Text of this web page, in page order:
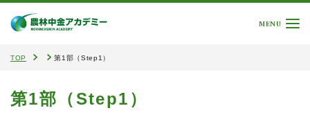
MENU
TOP 第1部（Step1）
第1部（Step1）